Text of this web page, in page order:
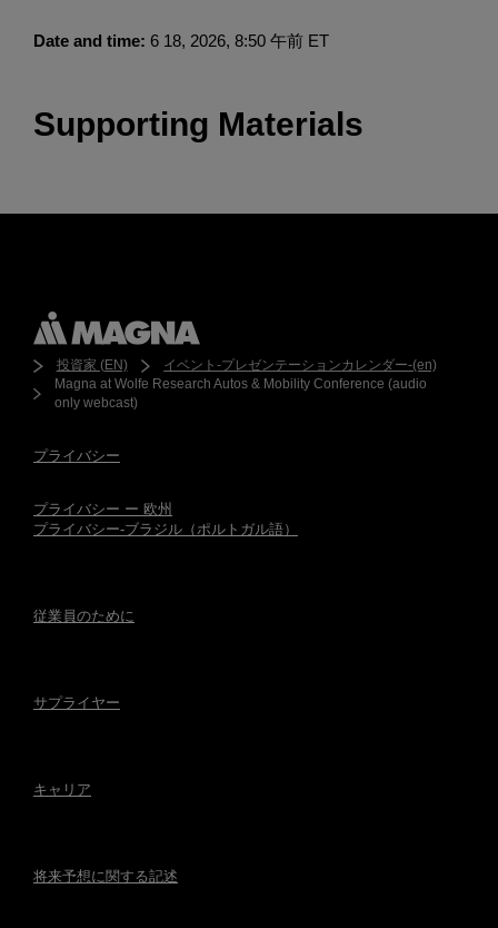
Date and time: 6 18, 2026, 8:50 午前 ET
Supporting Materials
投資家 (EN)
イベント-プレゼンテーションカレンダー-(en)
Magna at Wolfe Research Autos & Mobility Conference (audio
only webcast)
プライバシー
プライバシー ー 欧州
プライバシー-ブラジル（ポルトガル語）
従業員のために
サプライヤー
キャリア
将来予想に関する記述